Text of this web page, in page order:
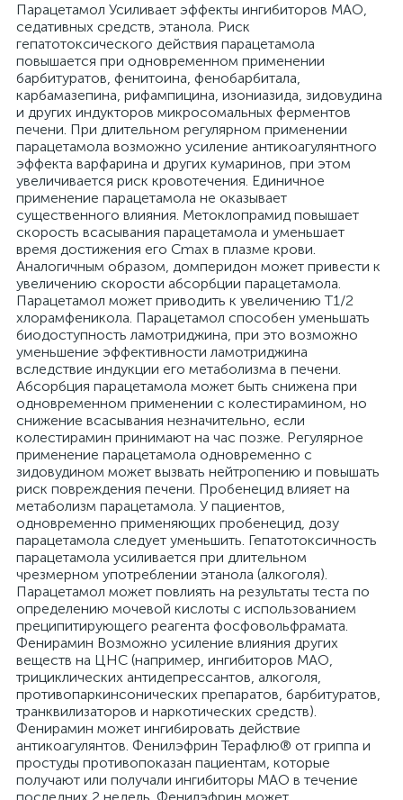
Парацетамол Усиливает эффекты ингибиторов МАО,
седативных средств, этанола. Риск
гепатотоксического действия парацетамола
повышается при одновременном применении
барбитуратов, фенитоина, фенобарбитала,
карбамазепина, рифампицина, изониазида, зидовудина
и других индукторов микросомальных ферментов
печени. При длительном регулярном применении
парацетамола возможно усиление антикоагулянтного
эффекта варфарина и других кумаринов, при этом
увеличивается риск кровотечения. Единичное
применение парацетамола не оказывает
существенного влияния. Метоклопрамид повышает
скорость всасывания парацетамола и уменьшает
время достижения его Cmax в плазме крови.
Аналогичным образом, домперидон может привести к
увеличению скорости абсорбции парацетамола.
Парацетамол может приводить к увеличению T1/2
хлорамфеникола. Парацетамол способен уменьшать
биодоступность ламотриджина, при это возможно
уменьшение эффективности ламотриджина
вследствие индукции его метаболизма в печени.
Абсорбция парацетамола может быть снижена при
одновременном применении с колестирамином, но
снижение всасывания незначительно, если
колестирамин принимают на час позже. Регулярное
применение парацетамола одновременно с
зидовудином может вызвать нейтропению и повышать
риск повреждения печени. Пробенецид влияет на
метаболизм парацетамола. У пациентов,
одновременно применяющих пробенецид, дозу
парацетамола следует уменьшить. Гепатотоксичность
парацетамола усиливается при длительном
чрезмерном употреблении этанола (алкоголя).
Парацетамол может повлиять на результаты теста по
определению мочевой кислоты с использованием
преципитирующего реагента фосфовольфрамата.
Фенирамин Возможно усиление влияния других
веществ на ЦНС (например, ингибиторов МАО,
трициклических антидепрессантов, алкоголя,
противопаркинсонических препаратов, барбитуратов,
транквилизаторов и наркотических средств).
Фенирамин может ингибировать действие
антикоагулянтов. Фенилэфрин Терафлю® от гриппа и
простуды противопоказан пациентам, которые
получают или получали ингибиторы МАО в течение